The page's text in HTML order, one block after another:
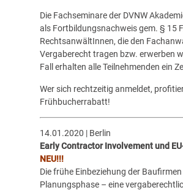
Die Fachseminare der DVNW
als Fortbildungsnachweis gem. § 15
RechtsanwältInnen, die den
Vergaberecht tragen bzw. erwerben
Fall erhalten alle Teilnehmenden ein
Wer sich rechtzeitig anmeldet,
Frühbucherrabatt!
14.01.2020 | Berlin
Early Contractor Involvement und
NEU!!!
Die frühe Einbeziehung der Baufirmen
Planungsphase – eine